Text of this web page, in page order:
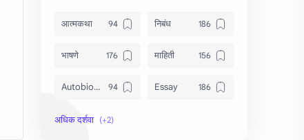
आत्मकथा निबंध
भाषणे माहिती
Autobiography Essay
Information